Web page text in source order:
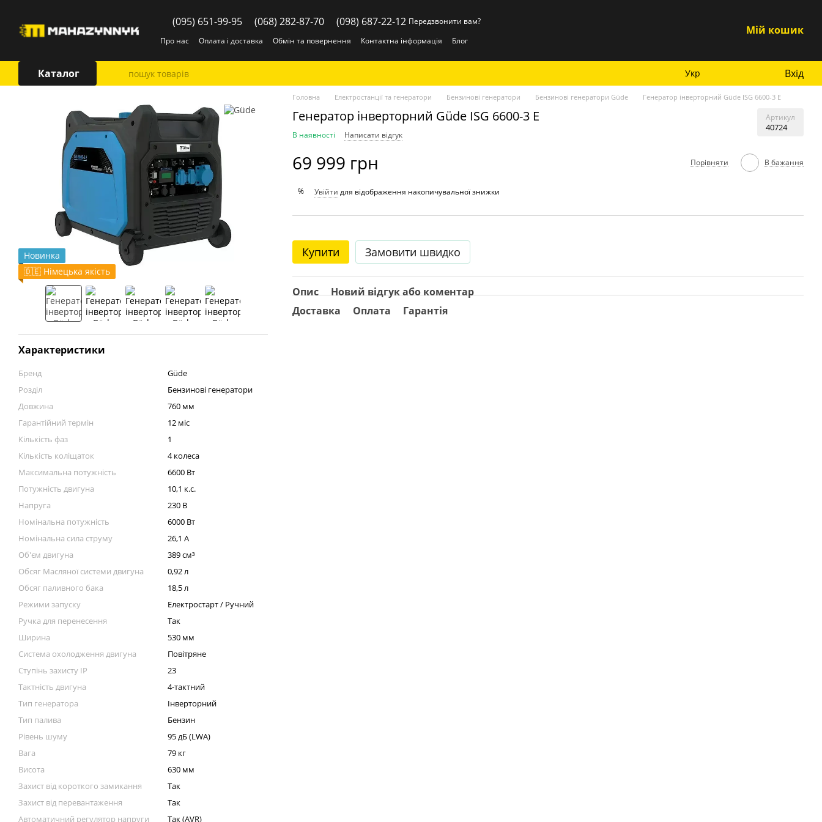
(095) 651-99-95 (068) 282-87-70 (098) 687-22-12 Передзвонити вам?
Про нас
Оплата і доставка Обмін та повернення Контактна інформація Блог
Мій кошик
Каталог Укр Вхід
Новинка
🇩🇪 Німецька якість
Характеристики
Бренд
Güde
Розділ
Бензинові генератори
Довжина
760 мм
Гарантійний термін
12 міс
Кількість фаз
1
Кількість коліщаток
4 колеса
Максимальна потужність
6600 Вт
Потужність двигуна
10,1 к.с.
Напруга
230 В
Номінальна потужність
6000 Вт
Номінальна сила струму
26,1 А
Об'єм двигуна
389 см³
Обсяг Масляної системи двигуна
0,92 л
Обсяг паливного бака
18,5 л
Режими запуску
Електростарт / Ручний
Ручка для перенесення
Так
Ширина
530 мм
Система охолодження двигуна
Повітряне
Ступінь захисту IP
23
Тактність двигуна
4-тактний
Тип генератора
Інверторний
Тип палива
Бензин
Рівень шуму
95 дБ (LWA)
Вага
79 кг
Висота
630 мм
Захист від короткого замикання
Так
Захист від перевантаження
Так
Автоматичний регулятор напруги
Так (AVR)
Головна Електростанції та генератори Бензинові генератори Бензинові генератори Güde Генератор інверторний Güde ISG 6600-3 E
Генератор інверторний Güde ISG 6600-3 E Артикул
40724
В наявності Написати відгук
69 999 грн Порівняти В бажання
% Увійти для відображення накопичувальної знижки
Купити Замовити швидко
Опис
Новий відгук або коментар
Доставка
Оплата Гарантія